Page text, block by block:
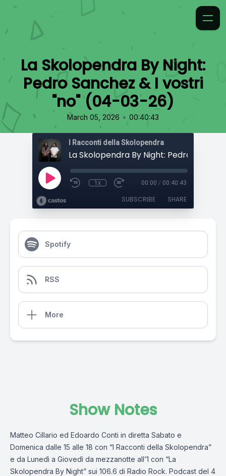
La Skolopendra By Night:
Pedro Sanchez & I vostri
"no" (04-03-26)
March 05, 2026 • 00:40:43
I Racconti della Skolopendra
1x 00:00 / 00:40:43
SUBSCRIBE SHARE
Spotify
RSS
More
Show Notes
Matteo Cillario ed Edoardo Conti in diretta Sabato e
Domenica dalle 15 alle 18 con “I Racconti della Skolopendra”
e da Lunedì a Giovedì da mezzanotte all’1 con “La
Skolopendra By Night” sui 106.6 di Radio Rock. Podcast del 4